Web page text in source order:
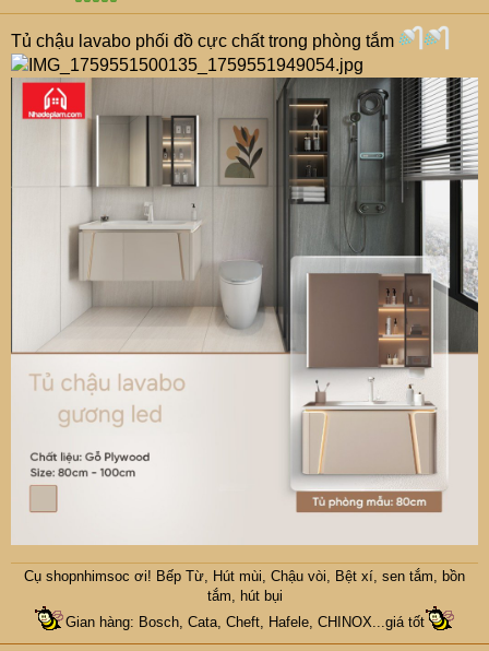
View
attachment
6042891
View attachment
6331825
View attachment
6331813
Chậu đá
vàng chanh
72x45cm
Chậu đá trắng
86x49cm
Chậu có bàn cao
cấp đá có bàn đen
attachment
6042888
View attachment
6331812
View attachment
6042889
muối tiêu
Chậu đá đen
80x47cm giá
Chậu đá trắng
ngọc trinh
80x47cm
View attachment
View attachment
6331814
hố 50x40cm
vàng chanh
Chậu có bàn cao
cấp đá phượng
hoàng trắng
Tủ chậu lavabo phối đồ cực chất trong phòng tắm
Cụ shopnhimsoc ơi! Bếp Từ, Hút mùi, Chậu vòi, Bệt xí, sen tắm, bồn
tắm, hút bụi
Gian hàng: Bosch, Cata, Cheft, Hafele, CHINOX...giá tốt